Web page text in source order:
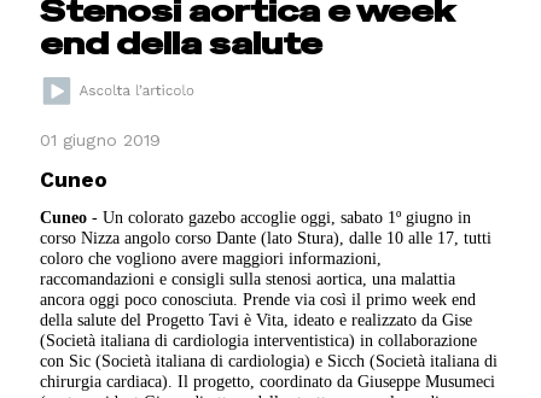
Stenosi aortica e week
end della salute
01 giugno 2019
Cuneo
Cuneo - Un colorato gazebo accoglie oggi, sabato 1º giugno in
corso Nizza angolo corso Dante (lato Stura), dalle 10 alle 17, tutti
coloro che vogliono avere maggiori informazioni,
raccomandazioni e consigli sulla stenosi aortica, una malattia
ancora oggi poco conosciuta. Prende via così il primo week end
della salute del Progetto Tavi è Vita, ideato e realizzato da Gise
(Società italiana di cardiologia interventistica) in collaborazione
con Sic (Società italiana di cardiologia) e Sicch (Società italiana di
chirurgia cardiaca). Il progetto, coordinato da Giuseppe Musumeci